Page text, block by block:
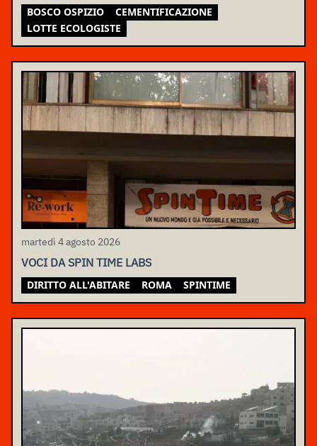
BOSCO OSPIZIO
CEMENTIFICAZIONE
LOTTE ECOLOGISTE
martedì 4 agosto 2026
VOCI DA SPIN TIME LABS
DIRITTO ALL'ABITARE ROMA SPINTIME